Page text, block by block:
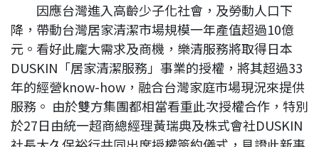
因應台灣進入高齡少子化社會，及勞動人口下
降，帶動台灣居家清潔市場規模一年產值超過10億
元。看好此龐大需求及商機，樂清服務將取得日本
DUSKIN「居家清潔服務」事業的授權，將其超過33
年的經營know-how，融合台灣家庭市場現況來提供
服務。 由於雙方集團都相當看重此次授權合作，特別
於27日由統一超商總經理黃瑞典及株式會社DUSKIN